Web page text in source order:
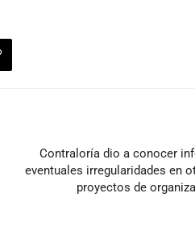
Contraloría dio a conocer
eventuales irregularidades en
proyectos de